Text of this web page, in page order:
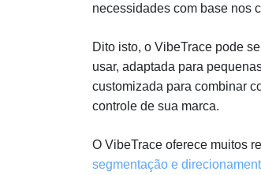
necessidades com base nos
Dito isto, o VibeTrace pode
usar, adaptada para
customizada para combinar
controle de sua marca.
O VibeTrace oferece muitos
segmentação e